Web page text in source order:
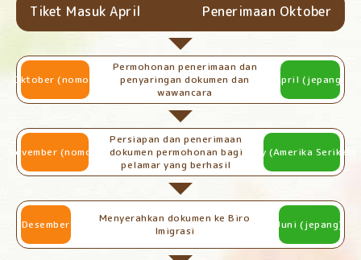
Tiket Masuk April Penerimaan Oktober
Oktober (nomor)
Permohonan penerimaan dan
penyaringan dokumen dan
wawancara
April (jepang)
November (nomor)
Persiapan dan penerimaan
dokumen permohonan bagi
pelamar yang berhasil
May (Amerika Serikat)
Desember
Menyerahkan dokumen ke Biro
Imigrasi
Juni (jepang)